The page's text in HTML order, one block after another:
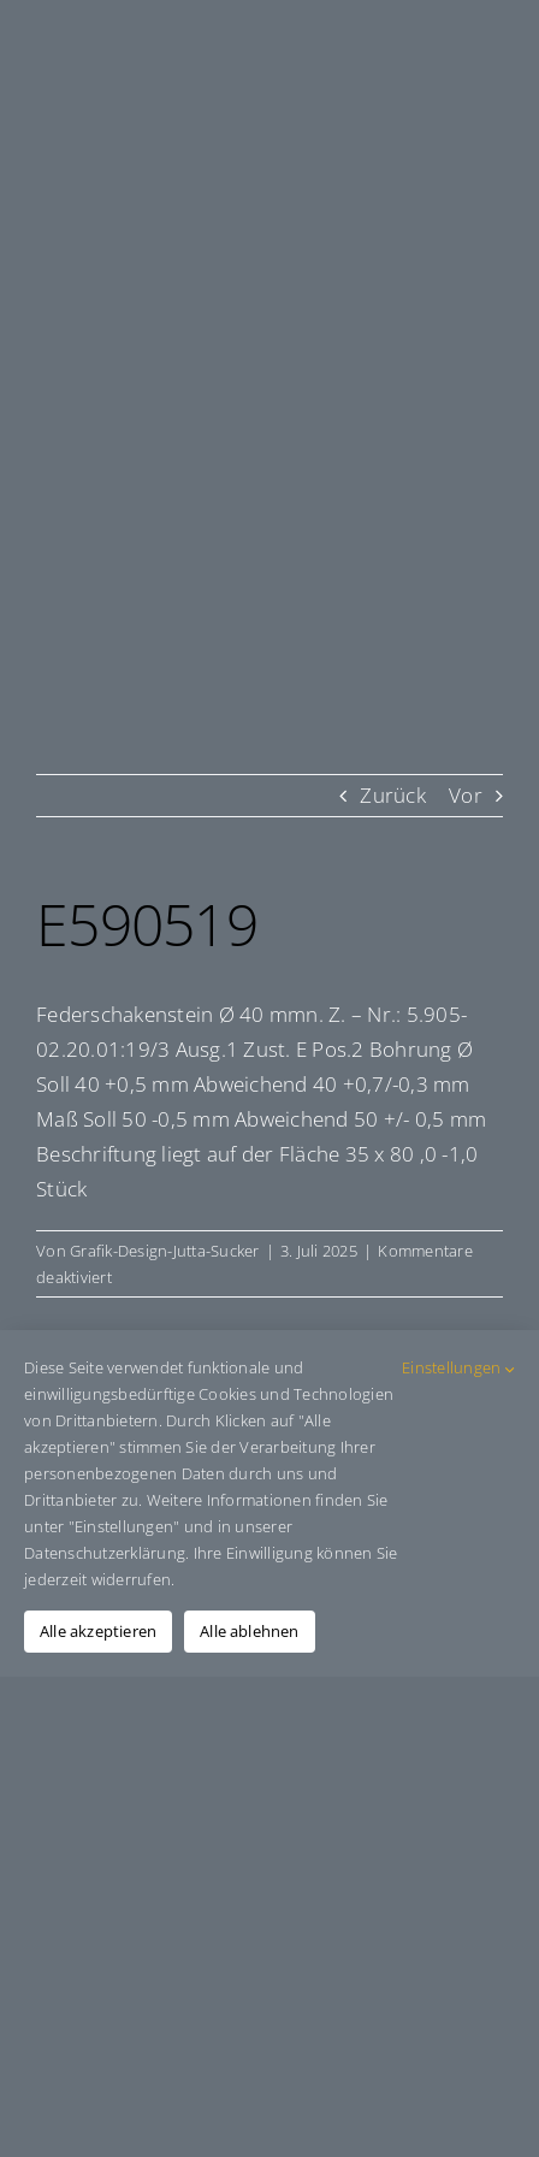
Zurück Vor
E590519
Federschakenstein Ø 40 mmn. Z. – Nr.: 5.905-
02.20.01:19/3 Ausg.1 Zust. E Pos.2 Bohrung Ø
Soll 40 +0,5 mm Abweichend 40 +0,7/-0,3 mm
Maß Soll 50 -0,5 mm Abweichend 50 +/- 0,5 mm
Beschriftung liegt auf der Fläche 35 x 80 ,0 -1,0
Stück
VonGrafik-Design-Jutta-Sucker | 3. Juli 2025 | Kommentare
deaktiviertfür
E590519
Share This Story, Choose Your
Platform!
Facebook BlueskyRedditLinkedInWhatsApp
Telegram
E-
Über den Autor:Grafik-Design-Jutta-Sucker
Diese Seite verwendet funktionale und
einwilligungsbedürftige Cookies und Technologien
von Drittanbietern. Durch Klicken auf "Alle
akzeptieren" stimmen Sie der Verarbeitung Ihrer
personenbezogenen Daten durch uns und
Drittanbieter zu. Weitere Informationen finden Sie
unter "Einstellungen" und in unserer
Datenschutzerklärung. Ihre Einwilligung können Sie
jederzeit widerrufen.
Einstellungen
Alle akzeptieren Alle ablehnen